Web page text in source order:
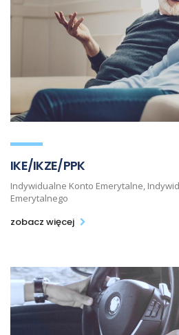
IKE/IKZE/PPK
Indywidualne Konto Emerytalne,
Emerytalnego
zobacz więcej